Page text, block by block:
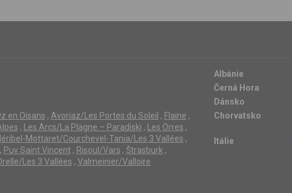
Albánie
Černá Hora
Dánsko
en Oisans , Avoriaz/Les Portes du Soleil , Flaine ,
, Les Arcs/La Plagne – Paradiski , Les Orres ,
Mottaret/Courchevel-Tania/Les 3 Vallées ,
Puy Saint Vincent, Risoul/Vars , Štrasburk,
Les 3 Vallées , Valmeinier/Valloire
Chorvatsko
Itálie